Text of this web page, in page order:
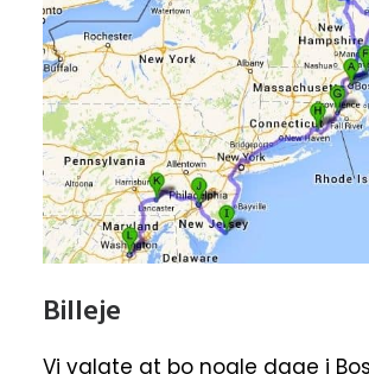
Billeje
Vi valgte at bo nogle dage i